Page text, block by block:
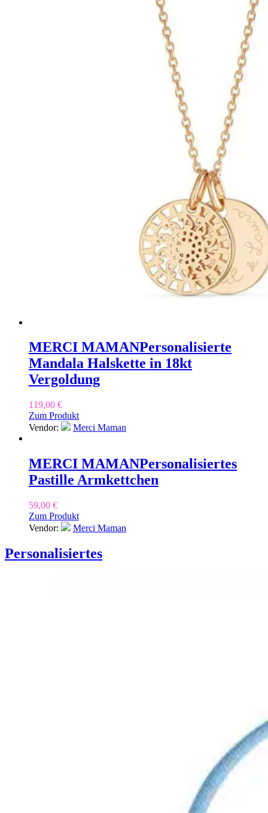
MERCI MAMANPersonalisierte
Mandala Halskette in 18kt
Vergoldung
119,00 €
Zum Produkt
Vendor:
Merci Maman
MERCI MAMANPersonalisiertes
Pastille Armkettchen
59,00 €
Zum Produkt
Vendor:
Merci Maman
Personalisiertes